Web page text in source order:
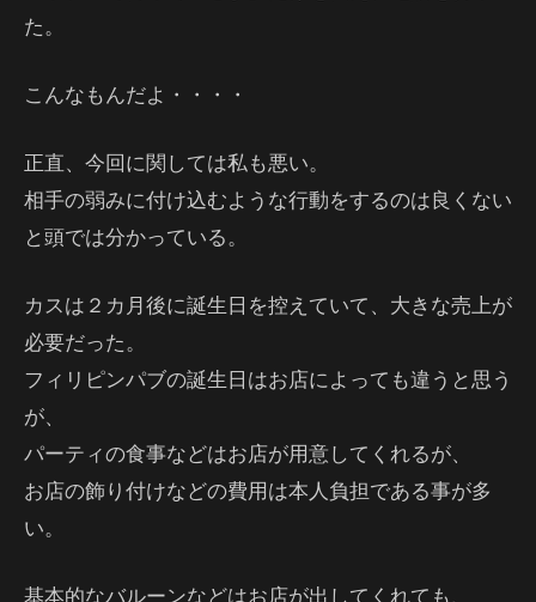
た。
こんなもんだよ・・・・
正直、今回に関しては私も悪い。
相手の弱みに付け込むような行動をするのは良くない
と頭では分かっている。
カスは２カ月後に誕生日を控えていて、大きな売上が
必要だった。
フィリピンパブの誕生日はお店によっても違うと思う
が、
パーティの食事などはお店が用意してくれるが、
お店の飾り付けなどの費用は本人負担である事が多
い。
基本的なバルーンなどはお店が出してくれても、